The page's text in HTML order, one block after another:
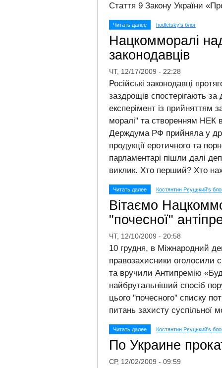
Стаття 9 Закону України
hodletsky's блог
Читать далее
Нацкомморалі
законодавців
ЧТ, 12/17/2009 - 22:28
Російські законодавці
заздрощів спостерігають за
експерімент із прийняттям
моралі" та створенням НЕК
Держдума РФ прийняла у
продукції еротичного та
парламентарі пішли далі
виклик. Хто перший? Хто
Костянтин Рєуцький's
Читать далее
Вітаємо
"почесної"
ЧТ, 12/10/2009 - 20:58
10 грудня, в Міжнародний
правозахисники оголосили
та вручили Антипремію
найбрутальніший спосіб
цього "почесного" списку
питань захисту суспільної
Костянтин Рєуцький's
Читать далее
По Украине
СР, 12/02/2009 - 09:59